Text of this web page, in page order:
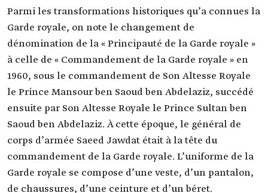
Parmi les transformations historiques qu’a connues la
Garde royale, on note le changement de
dénomination de la « Principauté de la Garde royale »
à celle de « Commandement de la Garde royale » en
1960, sous le commandement de Son Altesse Royale
le Prince Mansour ben Saoud ben Abdelaziz, succédé
ensuite par Son Altesse Royale le Prince Sultan ben
Saoud ben Abdelaziz. À cette époque, le général de
corps d’armée Saeed Jawdat était à la tête du
commandement de la Garde royale. L’uniforme de la
Garde royale se compose d’une veste, d’un pantalon,
de chaussures, d’une ceinture et d’un béret.